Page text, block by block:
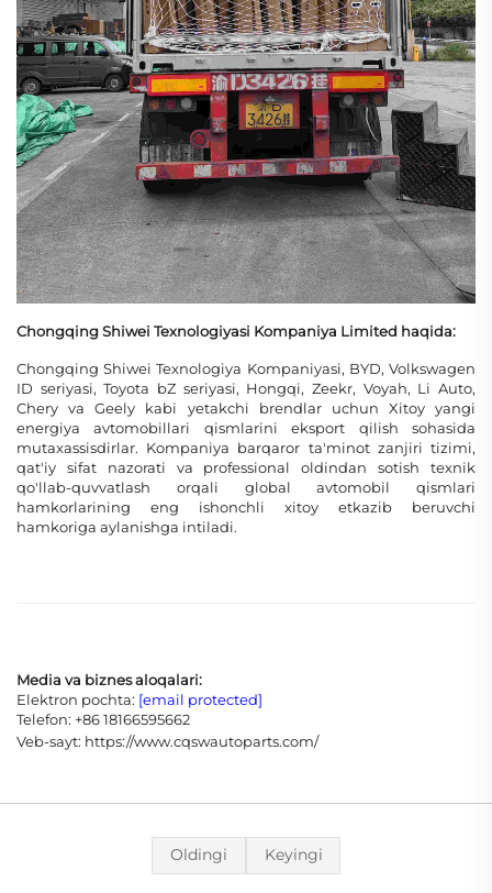
Chongqing Shiwei Texnologiyasi Kompaniya Limited haqida:
Chongqing Shiwei Texnologiya Kompaniyasi, BYD, Volkswagen
ID seriyasi, Toyota bZ seriyasi, Hongqi, Zeekr, Voyah, Li Auto,
Chery va Geely kabi yetakchi brendlar uchun Xitoy yangi
energiya avtomobillari qismlarini eksport qilish sohasida
mutaxassisdirlar. Kompaniya barqaror ta'minot zanjiri tizimi,
qat'iy sifat nazorati va professional oldindan sotish texnik
qo'llab-quvvatlash orqali global avtomobil qismlari
hamkorlarining eng ishonchli xitoy etkazib beruvchi
hamkoriga aylanishga intiladi.
Media va biznes aloqalari:
Elektron pochta: [email protected]
Telefon: +86 18166595662
Veb-sayt: https://www.cqswautoparts.com/
Oldingi Keyingi